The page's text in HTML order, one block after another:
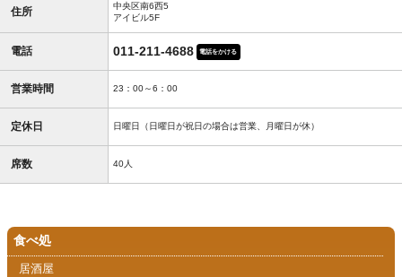
住所
中央区南6西5
アイビル5F
電話 011-211-4688 電話をかける
営業時間 23：00～6：00
定休日 日曜日（日曜日が祝日の場合は営業、月曜日が休）
席数 40人
食べ処
居酒屋